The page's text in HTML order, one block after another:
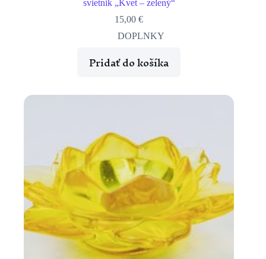
svietnik „Kvet – zelený“
15,00€
DOPLNKY
Pridať do košíka